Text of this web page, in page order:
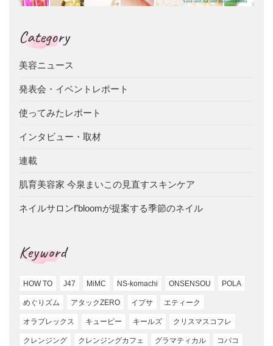
Category
美容ニュース
発表会・イベントレポート
使ってみたレポート
インタビュー・取材
連載
肌育美容家 今泉まいこの見直すスキンケア
ネイルサロンf’bloomが提案する季節のネイル
Keyword
HOW TO J47 MiMC NS-komachi ONSENSOU POLA
めぐりズム アタックZERO イプサ エティーク
オラプレックス キューピー キールズ クリスマスコフレ
クレンジング クレンジングカフェ グラマティカル コバコ